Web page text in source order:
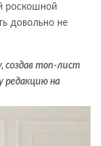
роскошной
довольно не
создав топ-лист
редакцию на